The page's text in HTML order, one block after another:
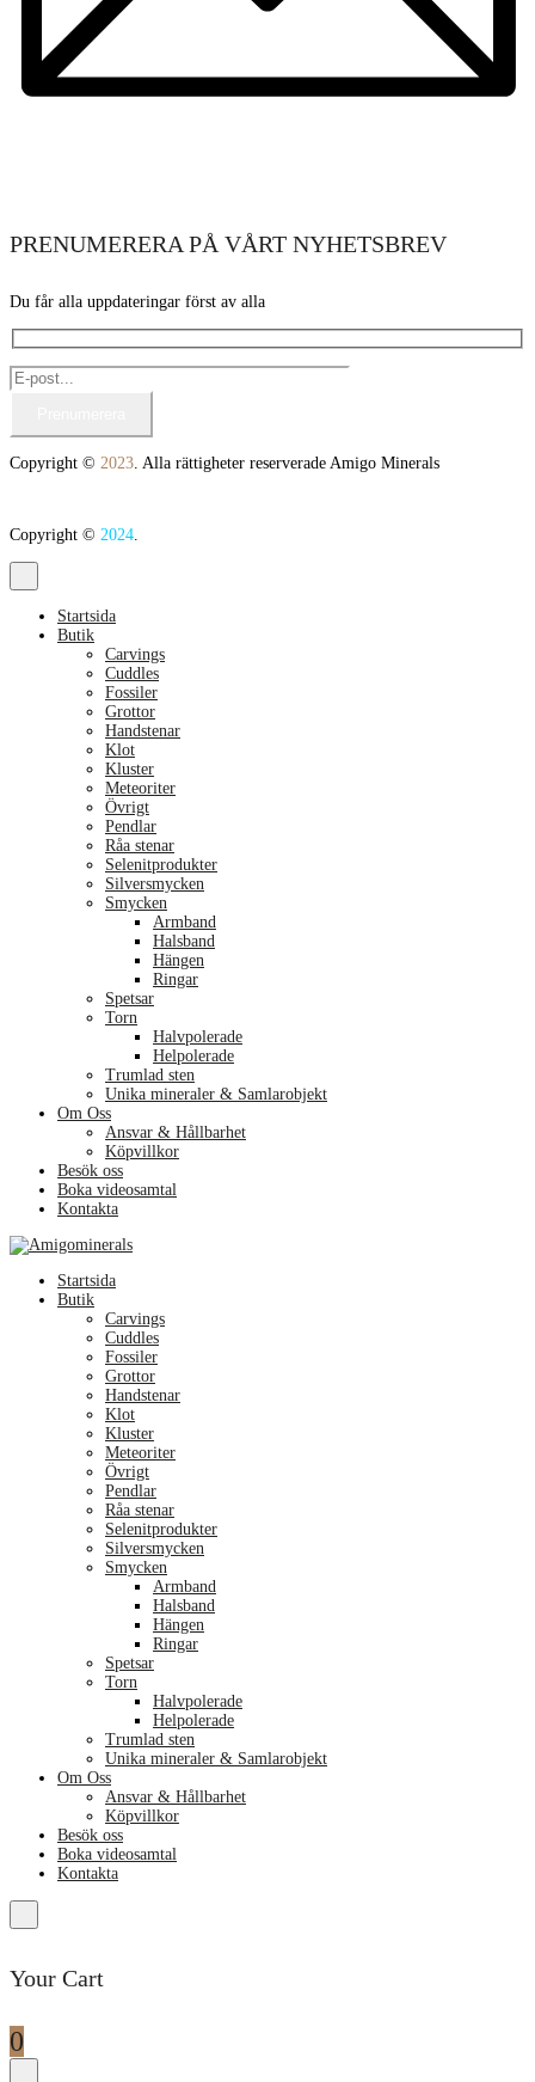
PRENUMERERA PÅ VÅRT NYHETSBREV
Du får alla uppdateringar först av alla
Copyright © 2023. Alla rättigheter reserverade Amigo Minerals
Copyright © 2024.
Startsida
Butik
Carvings
Cuddles
Fossiler
Grottor
Handstenar
Klot
Kluster
Meteoriter
Övrigt
Pendlar
Råa stenar
Selenitprodukter
Silversmycken
Smycken
Armband
Halsband
Hängen
Ringar
Spetsar
Torn
Halvpolerade
Helpolerade
Trumlad sten
Unika mineraler & Samlarobjekt
Om Oss
Ansvar & Hållbarhet
Köpvillkor
Besök oss
Boka videosamtal
Kontakta
Menu
Startsida
Butik
Carvings
Cuddles
Fossiler
Grottor
Handstenar
Klot
Kluster
Meteoriter
Övrigt
Pendlar
Råa stenar
Selenitprodukter
Silversmycken
Smycken
Armband
Halsband
Hängen
Ringar
Spetsar
Torn
Halvpolerade
Helpolerade
Trumlad sten
Unika mineraler & Samlarobjekt
Om Oss
Ansvar & Hållbarhet
Köpvillkor
Besök oss
Boka videosamtal
Kontakta
Your Cart
0